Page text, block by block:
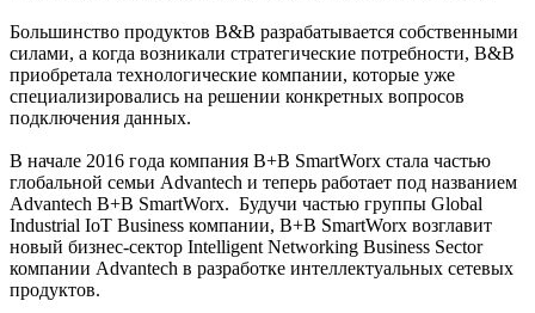
Большинство продуктов B&B разрабатывается собственными
силами, а когда возникали стратегические потребности, B&B
приобретала технологические компании, которые уже
специализировались на решении конкретных вопросов
подключения данных.
В начале 2016 года компания B+B SmartWorx стала частью
глобальной семьи Advantech и теперь работает под названием
Advantech B+B SmartWorx. Будучи частью группы Global
Industrial IoT Business компании, B+B SmartWorx возглавит
новый бизнес-сектор Intelligent Networking Business Sector
компании Advantech в разработке интеллектуальных сетевых
продуктов.